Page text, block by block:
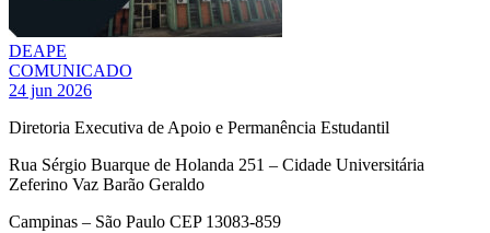
DEAPE
COMUNICADO
24 jun 2026
Diretoria Executiva de Apoio e Permanência Estudantil
Rua Sérgio Buarque de Holanda 251 – Cidade Universitária
Zeferino Vaz Barão Geraldo
Campinas – São Paulo CEP 13083-859